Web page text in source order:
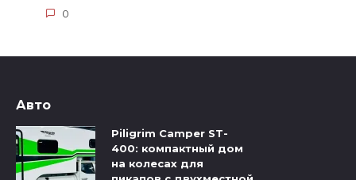
0
Авто
Piligrim Camper ST-
400: компактный дом
на колесах для